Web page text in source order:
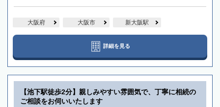
大阪府 大阪市 新大阪駅
詳細を見る
【池下駅徒歩2分】親しみやすい雰囲気で、丁寧に相続の
ご相談をお伺いいたします